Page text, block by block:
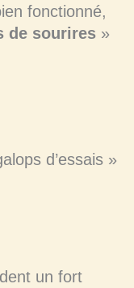
fonctionné,
de sourires»
d’essais »
un fort